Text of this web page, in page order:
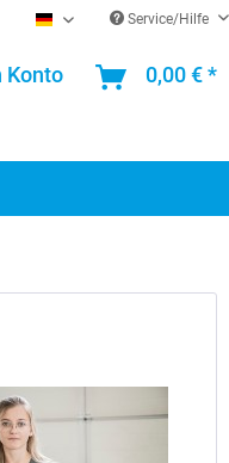
DE Service/Hilfe
Konto 0,00 € *